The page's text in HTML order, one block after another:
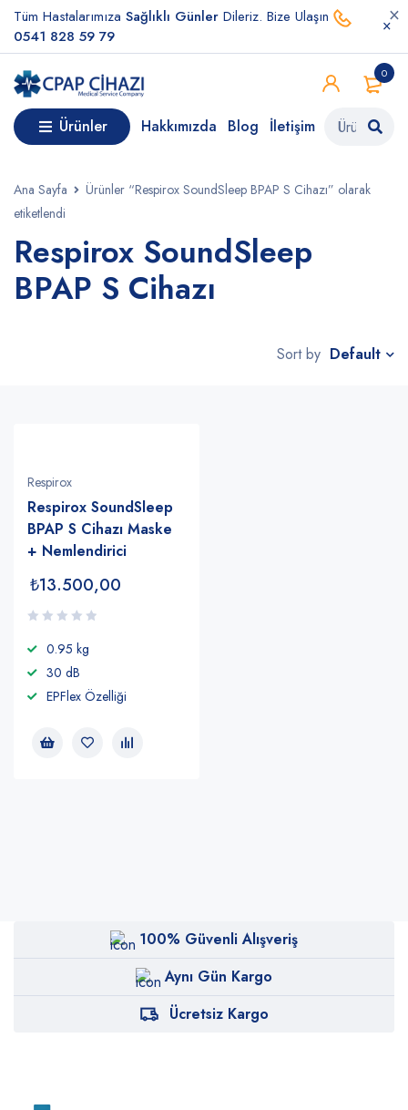
Tüm Hastalarımıza Sağlıklı Günler Dileriz. Bize Ulaşın
0541 828 59 79
0
Ürünler Hakkımızda Blog İletişim
Ana Sayfa
Ürünler “Respirox SoundSleep BPAP S Cihazı” olarak
etiketlendi
Respirox SoundSleep
BPAP S Cihazı
Sort by Default
Respirox
Respirox SoundSleep
BPAP S Cihazı Maske
+ Nemlendirici
₺13.500,00
0.95 kg
30 dB
EPFlex Özelliği
100% Güvenli Alışveriş
Aynı Gün Kargo
Ücretsiz Kargo